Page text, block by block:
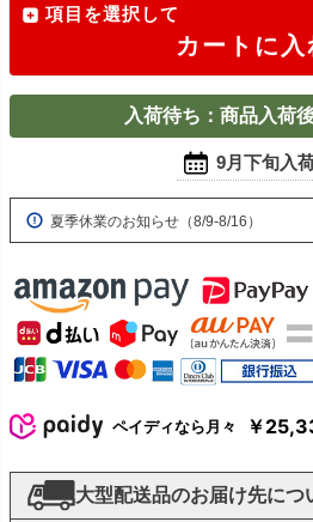
項目を選択して
カートに入
入荷待ち：商品入荷
9月下旬入
夏季休業のお知らせ（8/9-8/16）
ペイディなら月々 ￥
大型配送品のお届け先につ